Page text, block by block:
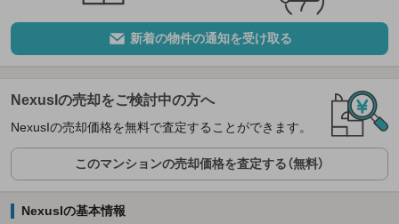
新着の物件の通知を受け取る
NexusIの売却をご検討中の方へ
NexusIの売却価格を無料で査定することができます。
このマンションの売却価格を査定する（無料）
NexusIの基本情報